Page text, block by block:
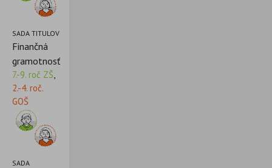
SADA TITULOV
Finančná
gramotnosť
7.-9. roč ZŠ,
2.-4. roč.
GOŠ
SADA